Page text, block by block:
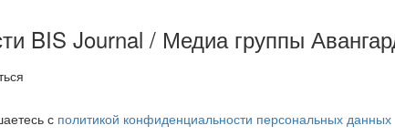
BIS Journal / Медиа группы
с политикой конфиденциальности персональных данных